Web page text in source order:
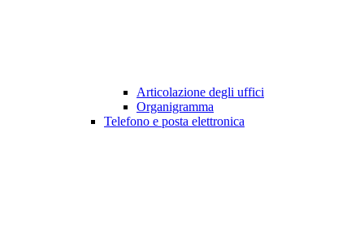
Articolazione degli uffici
Organigramma
Telefono e posta elettronica